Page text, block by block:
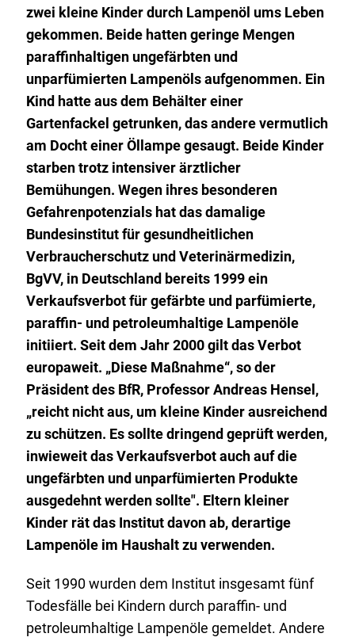
zwei kleine Kinder durch Lampenöl ums Leben
gekommen. Beide hatten geringe Mengen
paraffinhaltigen ungefärbten und
unparfümierten Lampenöls aufgenommen. Ein
Kind hatte aus dem Behälter einer
Gartenfackel getrunken, das andere vermutlich
am Docht einer Öllampe gesaugt. Beide Kinder
starben trotz intensiver ärztlicher
Bemühungen. Wegen ihres besonderen
Gefahrenpotenzials hat das damalige
Bundesinstitut für gesundheitlichen
Verbraucherschutz und Veterinärmedizin,
BgVV, in Deutschland bereits 1999 ein
Verkaufsverbot für gefärbte und parfümierte,
paraffin- und petroleumhaltige Lampenöle
initiiert. Seit dem Jahr 2000 gilt das Verbot
europaweit. „Diese Maßnahme“, so der
Präsident des BfR, Professor Andreas Hensel,
„reicht nicht aus, um kleine Kinder ausreichend
zu schützen. Es sollte dringend geprüft werden,
inwieweit das Verkaufsverbot auch auf die
ungefärbten und unparfümierten Produkte
ausgedehnt werden sollte". Eltern kleiner
Kinder rät das Institut davon ab, derartige
Lampenöle im Haushalt zu verwenden.
Seit 1990 wurden dem Institut insgesamt fünf
Todesfälle bei Kindern durch paraffin- und
petroleumhaltige Lampenöle gemeldet. Andere